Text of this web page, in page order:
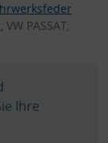
PASSAT,
Ihre